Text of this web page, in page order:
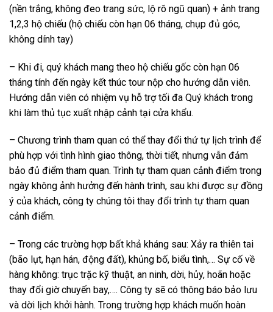
(nền trắng, không đeo trang sức, lộ rõ ngũ quan) + ảnh trang
1,2,3 hộ chiếu (hộ chiếu còn hạn 06 tháng, chụp đủ góc,
không dính tay)
– Khi đi, quý khách mang theo hộ chiếu gốc còn hạn 06
tháng tính đến ngày kết thúc tour nộp cho hướng dẫn viên.
Hướng dẫn viên có nhiệm vụ hỗ trợ tối đa Quý khách trong
khi làm thủ tục xuất nhập cảnh tại cửa khẩu.
– Chương trình tham quan có thể thay đổi thứ tự lịch trình để
phù hợp với tình hình giao thông, thời tiết, nhưng vẫn đảm
bảo đủ điểm tham quan. Trình tự tham quan cảnh điểm trong
ngày không ảnh hưởng đến hành trình, sau khi được sự đồng
ý của khách, công ty chúng tôi thay đổi trình tự tham quan
cảnh điểm.
– Trong các trường hợp bất khả kháng sau: Xảy ra thiên tai
(bão lụt, hạn hán, động đất), khủng bố, biểu tình,… Sự cố về
hàng không: trục trặc kỹ thuật, an ninh, dời, hủy, hoãn hoặc
thay đổi giờ chuyến bay,…. Công ty sẽ có thông báo bảo lưu
và dời lịch khởi hành. Trong trường hợp khách muốn hoàn